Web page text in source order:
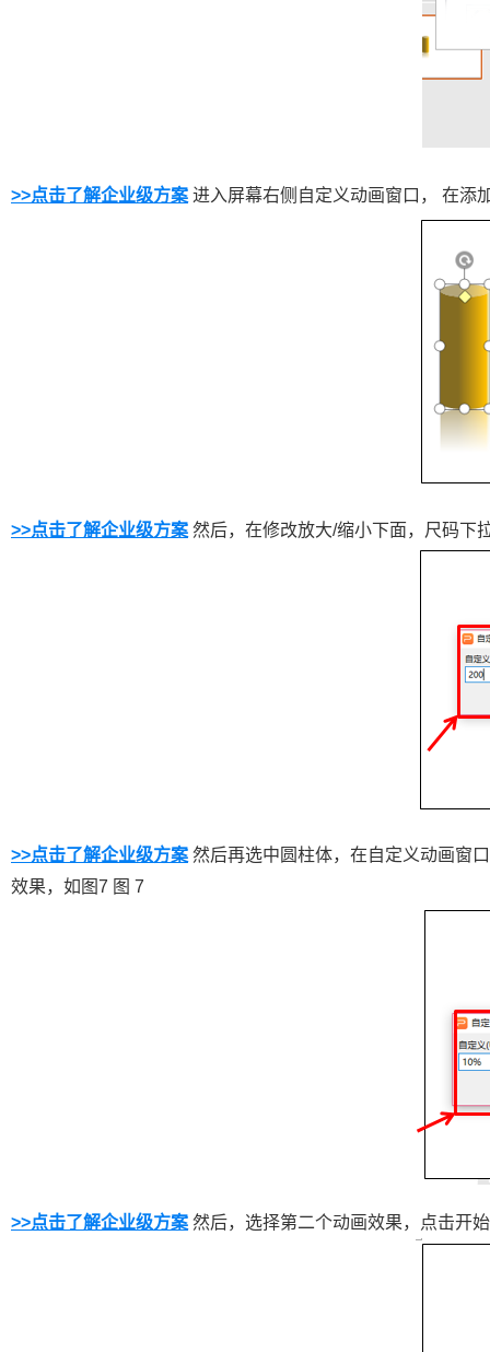
>>点击了解企业级方案 进入屏幕右侧自定义动画窗口， 在添
>>点击了解企业级方案 然后，在修改放大/缩小下面，尺码下
>>点击了解企业级方案 然后再选中圆柱体，在自定义动画窗
效果，如图7 图 7
>>点击了解企业级方案 然后，选择第二个动画效果，点击开